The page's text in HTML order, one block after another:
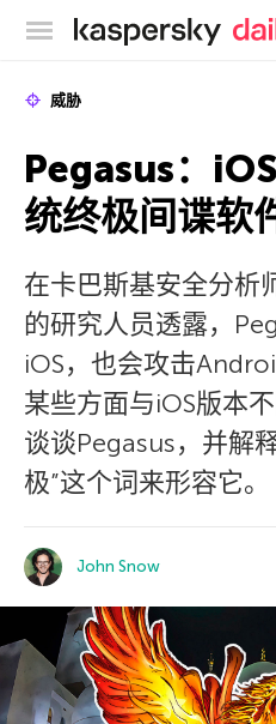
卡巴
威胁
Pegasus：
统终极间谍软
在卡巴斯基安全分析
的研究人员透露，
iOS，也会攻击
某些方面与iOS版本
谈谈Pegasus，并解
极”这个词来形容它。
John Snow